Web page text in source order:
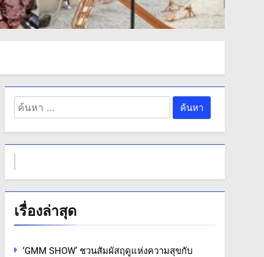
ค้นหา
สำหรับ:
เรื่องล่าสุด
‘GMM SHOW’ ชวนสัมผัสฤดูแห่งความสุขกับ